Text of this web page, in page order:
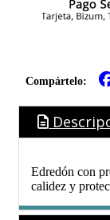
Compártelo:
Edredón con
calidez y